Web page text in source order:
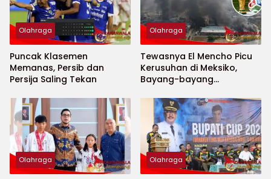
Olahraga
Puncak Klasemen
Memanas, Persib dan
Persija Saling Tekan
Olahraga
Tewasnya El Mencho Picu
Kerusuhan di Meksiko,
Bayang-bayang
2026 Menguat
Olahraga Olahraga